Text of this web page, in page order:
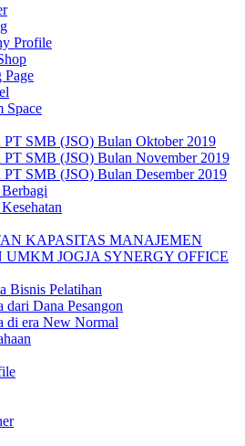
Profile
Page
Space
PT SMB (JSO) Bulan Oktober 2019
PT SMB (JSO) Bulan November 2019
PT SMB (JSO) Bulan Desember 2019
KAPASITAS MANAJEMEN
JOGJA SYNERGY OFFICE
Bisnis Pelatihan
dari Dana Pesangon
di era New Normal